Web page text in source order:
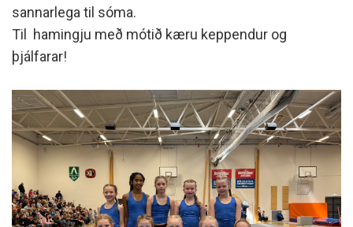
sannarlega til sóma.
Til hamingju með mótið kæru keppendur og
þjálfarar!